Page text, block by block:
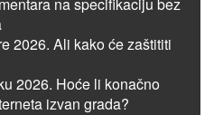
2026. Ali kako će zaštititi
2026. Hoće li konačno
izvan grada?